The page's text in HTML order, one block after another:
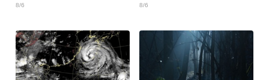
8/6
信
8/6